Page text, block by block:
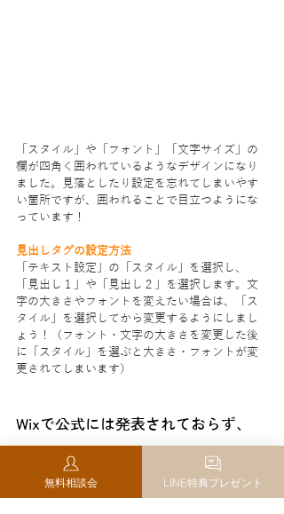
「スタイル」や「フォント」「文字サイズ」の
欄が四角く囲われているようなデザインになり
ました。見落としたり設定を忘れてしまいやす
い箇所ですが、囲われることで目立つようにな
っています！
見出しタグの設定方法
「テキスト設定」の「スタイル」を選択し、
「見出し１」や「見出し２」を選択します。文
字の大きさやフォントを変えたい場合は、「ス
タイル」を選択してから変更するようにしまし
ょう！（フォント・文字の大きさを変更した後
に「スタイル」を選ぶと大きさ・フォントが変
更されてしまいます）
Wixで公式には発表されておらず、
まだ新デザインが反映されていない
場合も
Wixの最新情報に紹介されているのかと思いまし
無料相談会 LINE特典プレゼント